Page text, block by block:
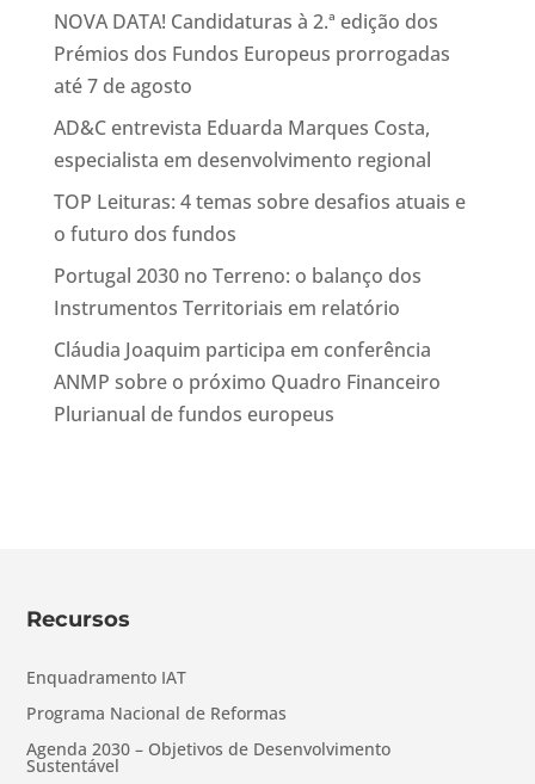
NOVA DATA! Candidaturas à 2.ª edição dos
Prémios dos Fundos Europeus prorrogadas
até 7 de agosto
AD&C entrevista Eduarda Marques Costa,
especialista em desenvolvimento regional
TOP Leituras: 4 temas sobre desafios atuais e
o futuro dos fundos
Portugal 2030 no Terreno: o balanço dos
Instrumentos Territoriais em relatório
Cláudia Joaquim participa em conferência
ANMP sobre o próximo Quadro Financeiro
Plurianual de fundos europeus
Recursos
Enquadramento IAT
Programa Nacional de Reformas
Agenda 2030 – Objetivos de Desenvolvimento
Sustentável